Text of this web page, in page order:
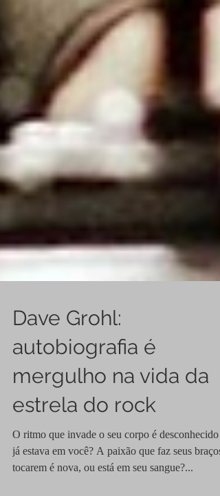
Dave Grohl:
autobiografia é
mergulho na vida da
estrela do rock
O ritmo que invade o seu corpo é desconhecido